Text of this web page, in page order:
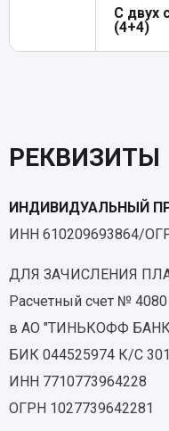
С двух
(4+4)
РЕКВИЗИТЫ
ИНДИВИДУАЛЬНЫЙ
ИНН 610209693864/
ДЛЯ ЗАЧИСЛЕНИЯ
Расчетный счет №
в АО "ТИНЬКОФФ
БИК 044525974 К/С
ИНН 7710773964228
ОГРН 1027739642281